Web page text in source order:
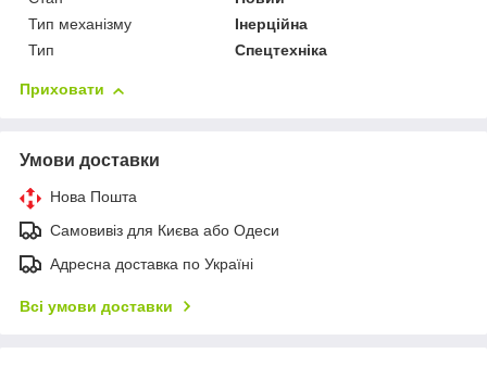
Тип механізму
Інерційна
Тип
Спецтехніка
Приховати
Умови доставки
Нова Пошта
Самовивіз для Києва або Одеси
Адресна доставка по Україні
Всі умови доставки